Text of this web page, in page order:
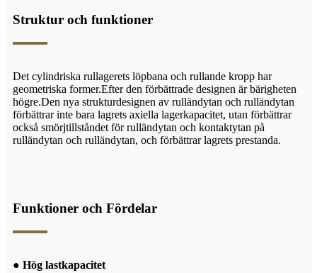
Struktur och funktioner
Det cylindriska rullagerets löpbana och rullande kropp har
geometriska former.Efter den förbättrade designen är bärigheten
högre.Den nya strukturdesignen av rulländytan och rulländytan
förbättrar inte bara lagrets axiella lagerkapacitet, utan förbättrar
också smörjtillståndet för rulländytan och kontaktytan på
rulländytan och rulländytan, och förbättrar lagrets prestanda.
Funktioner och Fördelar
● Hög lastkapacitet